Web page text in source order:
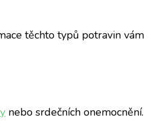
těchto typů potravin vám
nebo srdečních onemocnění.